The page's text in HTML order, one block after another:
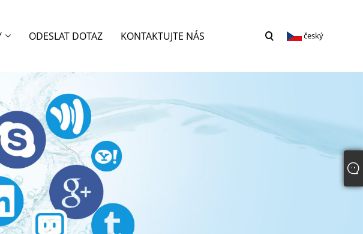
ODESLAT DOTAZ KONTAKTUJTE NÁS český